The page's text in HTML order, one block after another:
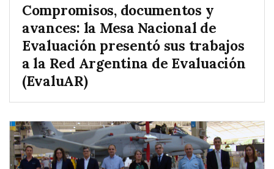
Compromisos, documentos y
avances: la Mesa Nacional de
Evaluación presentó sus trabajos
a la Red Argentina de Evaluación
(EvaluAR)